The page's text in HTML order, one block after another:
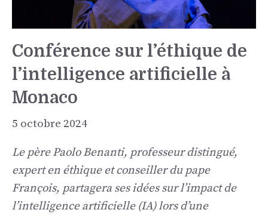
Conférence sur l’éthique de
l’intelligence artificielle à
Monaco
5 octobre 2024
Le père Paolo Benanti, professeur distingué,
expert en éthique et conseiller du pape
François, partagera ses idées sur l’impact de
l’intelligence artificielle (IA) lors d’une